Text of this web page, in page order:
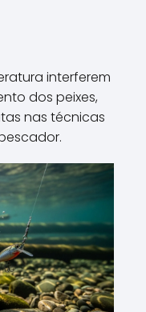
interferem
dos peixes,
nas técnicas